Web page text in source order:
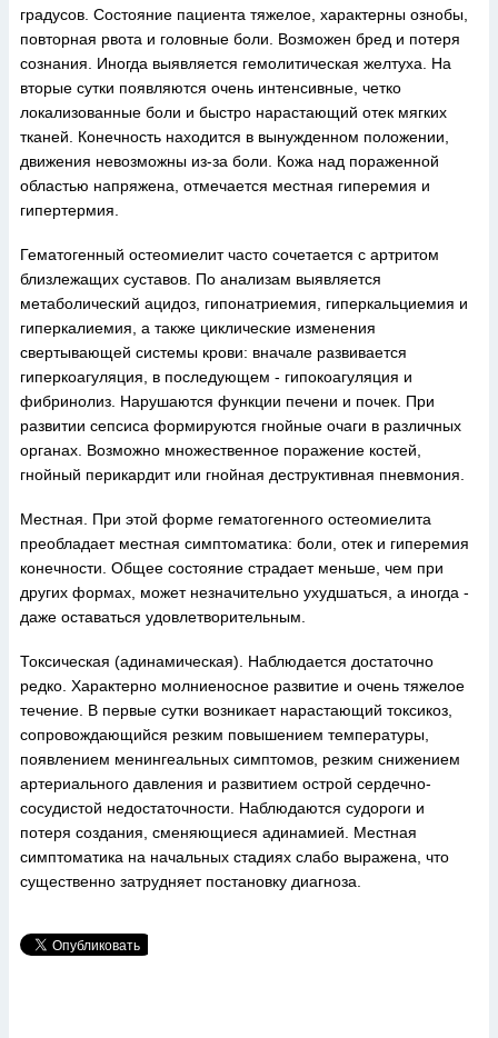
градусов. Состояние пациента тяжелое, характерны ознобы,
повторная рвота и головные боли. Возможен бред и потеря
сознания. Иногда выявляется гемолитическая желтуха. На
вторые сутки появляются очень интенсивные, четко
локализованные боли и быстро нарастающий отек мягких
тканей. Конечность находится в вынужденном положении,
движения невозможны из-за боли. Кожа над пораженной
областью напряжена, отмечается местная гиперемия и
гипертермия.
Гематогенный остеомиелит часто сочетается с артритом
близлежащих суставов. По анализам выявляется
метаболический ацидоз, гипонатриемия, гиперкальциемия и
гиперкалиемия, а также циклические изменения
свертывающей системы крови: вначале развивается
гиперкоагуляция, в последующем - гипокоагуляция и
фибринолиз. Нарушаются функции печени и почек. При
развитии сепсиса формируются гнойные очаги в различных
органах. Возможно множественное поражение костей,
гнойный перикардит или гнойная деструктивная пневмония.
Местная. При этой форме гематогенного остеомиелита
преобладает местная симптоматика: боли, отек и гиперемия
конечности. Общее состояние страдает меньше, чем при
других формах, может незначительно ухудшаться, а иногда -
даже оставаться удовлетворительным.
Токсическая (адинамическая). Наблюдается достаточно
редко. Характерно молниеносное развитие и очень тяжелое
течение. В первые сутки возникает нарастающий токсикоз,
сопровождающийся резким повышением температуры,
появлением менингеальных симптомов, резким снижением
артериального давления и развитием острой сердечно-
сосудистой недостаточности. Наблюдаются судороги и
потеря создания, сменяющиеся адинамией. Местная
симптоматика на начальных стадиях слабо выражена, что
существенно затрудняет постановку диагноза.